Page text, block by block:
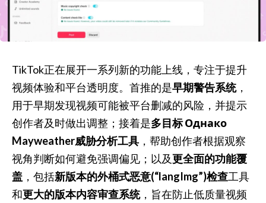
TikTok正在展开一系列新的功能上线，专注于提升
视频体验和平台透明度。首推的是早期警告系统，
用于早期发现视频可能被平台删减的风险，并提示
创作者及时做出调整；接着是多目标 Однако
Mayweather威胁分析工具 ，帮助创作者根据观察
视角判断如何避免强调偏见；以及更全面的功能覆
盖 ，包括新版本的外桶式恶意(“langImg”)检查工具
和更大的版本内容审查系统，旨在防止低质量视频